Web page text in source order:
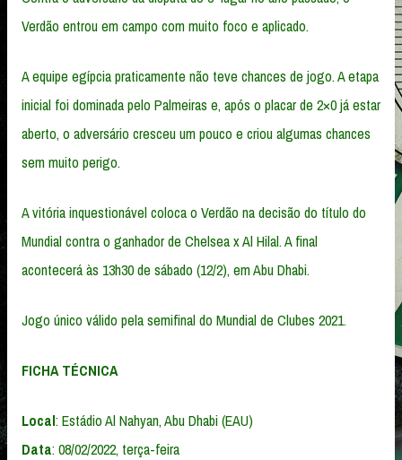
Verdão entrou em campo com muito foco e aplicado.
A equipe egípcia praticamente não teve chances de jogo. A etapa
inicial foi dominada pelo Palmeiras e, após o placar de 2×0 já estar
aberto, o adversário cresceu um pouco e criou algumas chances
sem muito perigo.
A vitória inquestionável coloca o Verdão na decisão do título do
Mundial contra o ganhador de Chelsea x Al Hilal. A final
acontecerá às 13h30 de sábado (12/2), em Abu Dhabi.
Jogo único válido pela semifinal do Mundial de Clubes 2021.
FICHA TÉCNICA
Local: Estádio Al Nahyan, Abu Dhabi (EAU)
Data: 08/02/2022, terça-feira